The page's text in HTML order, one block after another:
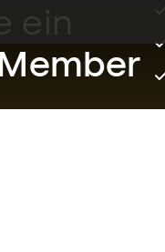
ein
Member